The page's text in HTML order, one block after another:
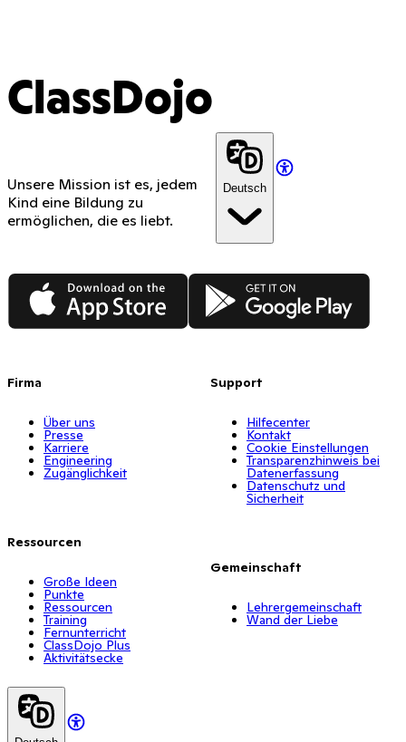
ClassDojo
Unsere Mission ist es, jedem
Kind eine Bildung zu
ermöglichen, die es liebt.
Deutsch
App Store Google Play
Firma
Über uns
Presse
Karriere
Engineering
Zugänglichkeit
Ressourcen
Große Ideen
Punkte
Ressourcen
Training
Fernunterricht
ClassDojo Plus
Aktivitätsecke
Support
Hilfecenter
Kontakt
Cookie Einstellungen
Transparenzhinweis bei
Datenerfassung
Datenschutz und
Sicherheit
Gemeinschaft
Lehrergemeinschaft
Wand der Liebe